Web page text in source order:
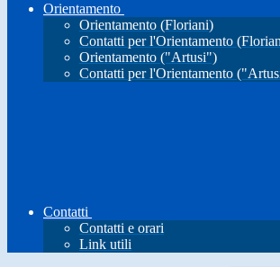
Orientamento
Orientamento (Floriani)
Contatti per l'Orientamento
Orientamento ("Artusi")
Contatti per l'Orientamento
Contatti
Contatti e orari
Link utili